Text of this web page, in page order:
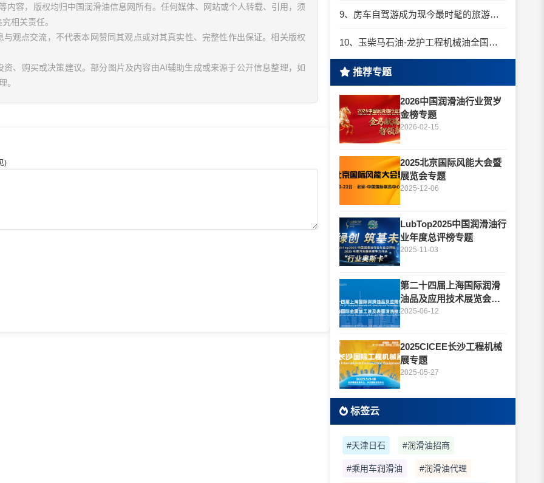
内容，版权均归中国润滑油信息网所有。任何媒体、网站或个人转载、引用，须
相关责任。
观点交流，不代表本网赞同其观点或对其真实性、完整性作出保证。相关版权
、购买或决策建议。部分图片及内容由AI辅助生成或来源于公开信息整理，如
。
)
9、房车自驾游成为现今最时髦的旅游方式
10、玉柴马石油-龙护工程机械油全国招商丨卓越的品质，专业的品牌！
推荐专题
2026中国润滑油行业贺岁
金榜专题
2026-02-15
2025北京国际风能大会暨
展览会专题
2025-12-06
LubTop2025中国润滑油行
业年度总评榜专题
2025-11-03
第二十四届上海国际润滑
油品及应用技术展览会专
题
2025-06-12
2025CICEE长沙工程机械
展专题
2025-05-27
标签云
#天津日石 #润滑油招商
#乘用车润滑油 #润滑油代理